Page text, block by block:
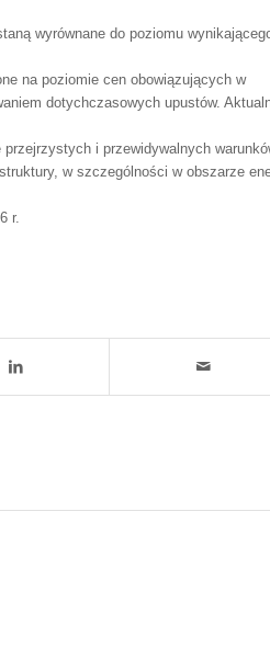
wyrównane do poziomu
na poziomie cen obowiązujących w
dotychczasowych upustów.
i przewidywalnych
w szczególności w obszarze
r.